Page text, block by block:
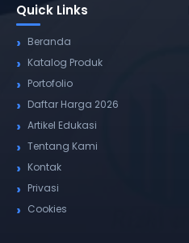
Quick Links
Beranda
Katalog Produk
Portofolio
Daftar Harga 2026
Artikel Edukasi
Tentang Kami
Kontak
Privasi
Cookies